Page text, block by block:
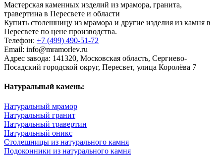
Мастерская каменных изделий из мрамора, гранита,
травертина в Пересвете и области
Купить столешницу из мрамора и другие изделия из камня в
Пересвете по цене производства.
Телефон: +7 (499) 490-51-72
Email: info@mramorlev.ru
Адрес завода: 141320, Московская область, Сергиево-
Посадский городской округ, Пересвет, улица Королёва 7
Натуральный камень:
Натуральный мрамор
Натуральный гранит
Натуральный травертин
Натуральный оникс
Столешницы из натурального камня
Подоконники из натурального камня